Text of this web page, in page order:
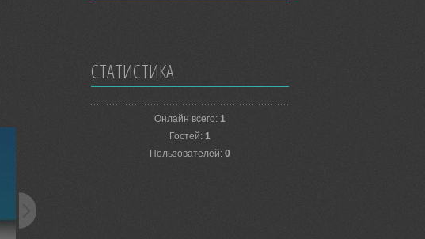
СТАТИСТИКА
Онлайн всего: 1
Гостей: 1
Пользователей: 0